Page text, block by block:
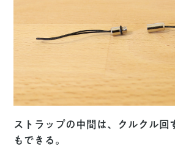
ストラップの中間は、クルクル回
もできる。